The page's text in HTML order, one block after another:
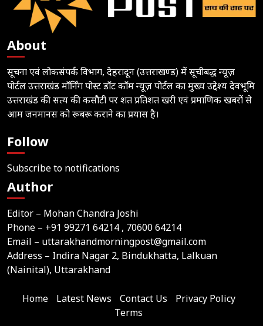
About
सूचना एवं लोकसंपर्क विभाग, देहरादून (उत्तराखण्ड) में सूचीबद्ध न्यूज़
पोर्टल उत्तराखंड मॉर्निंग पोस्ट डॉट कॉम न्यूज़ पोर्टल का मुख्य उद्देश्य देवभूमि
उत्तराखंड की सत्य की कसौटी पर शत प्रतिशत खरी एवं प्रमाणिक खबरों से
आम जनमानस को रूबरू कराने का प्रयास है।
Follow
Subscribe to notifications
Author
Editor – Mohan Chandra Joshi
Phone – +91 99271 64214 , 70600 64214
Email – uttarakhandmorningpost@gmail.com
Address – Indira Nagar 2, Bindukhatta, Lalkuan
(Nainital), Uttarakhand
Home Latest News Contact Us
Privacy Policy
Terms